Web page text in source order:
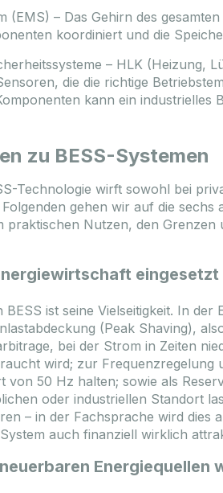
(EMS) – Das Gehirn des
koordiniert und die
– HLK (Heizung,
die die richtige
kann ein industrielles
zu BESS-Systemen
Technologie wirft sowohl bei
gehen wir auf die sechs
praktischen Nutzen, den
eingesetzt
ist seine Vielseitigkeit. In
(Peak Shaving),
bei der Strom in Zeiten
wird; zur Frequenzregelung
50 Hz halten; sowie als
oder industriellen Standort
– in der Fachsprache wird dies
auch finanziell wirklich
Energiequellen